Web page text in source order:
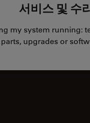
서비스 및 수
my system running:
upgrades or